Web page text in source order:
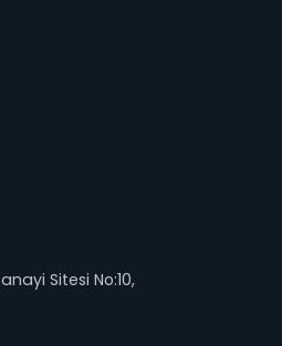
Sitesi No:10,